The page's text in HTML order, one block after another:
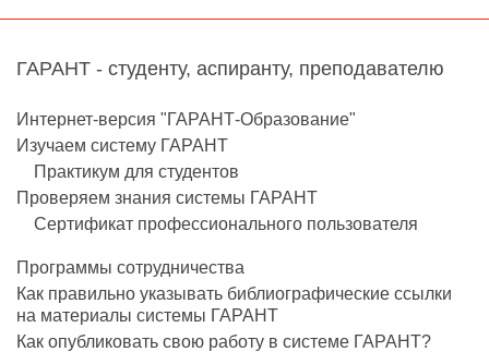
ГАРАНТ - студенту, аспиранту, преподавателю
Интернет-версия "ГАРАНТ-Образование"
Изучаем систему ГАРАНТ
Практикум для студентов
Проверяем знания системы ГАРАНТ
Сертификат профессионального пользователя
Программы сотрудничества
Как правильно указывать библиографические ссылки
на материалы системы ГАРАНТ
Как опубликовать свою работу в системе ГАРАНТ?